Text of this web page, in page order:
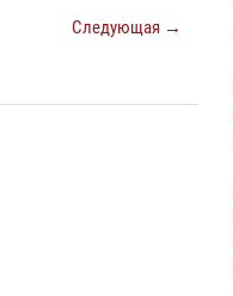
Следующая →